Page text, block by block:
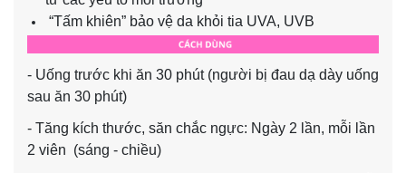
“Tấm khiên” bảo vệ da khỏi tia UVA, UVB
- Uống trước khi ăn 30 phút (người bị đau dạ dày uống
sau ăn 30 phút)
- Tăng kích thước, săn chắc ngực: Ngày 2 lần, mỗi lần
2 viên (sáng - chiều)